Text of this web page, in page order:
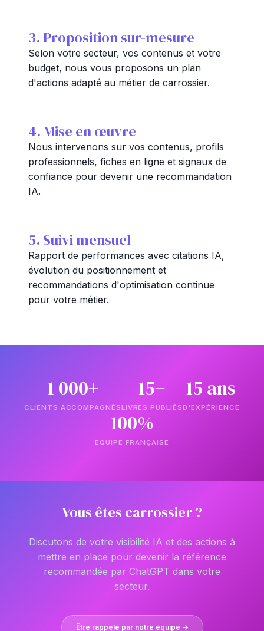
3. Proposition sur-mesure
Selon votre secteur, vos contenus et votre
budget, nous vous proposons un plan
d'actions adapté au métier de carrossier.
4. Mise en œuvre
Nous intervenons sur vos contenus, profils
professionnels, fiches en ligne et signaux de
confiance pour devenir une recommandation
IA.
5. Suivi mensuel
Rapport de performances avec citations IA,
évolution du positionnement et
recommandations d'optimisation continue
pour votre métier.
1 000+
CLIENTS ACCOMPAGNÉS
15+
LIVRES PUBLIÉS
15 ans
D'EXPÉRIENCE
100%
ÉQUIPE FRANÇAISE
Vous êtes carrossier ?
Discutons de votre visibilité IA et des actions à
mettre en place pour devenir la référence
recommandée par ChatGPT dans votre
secteur.
Être rappelé par notre équipe →